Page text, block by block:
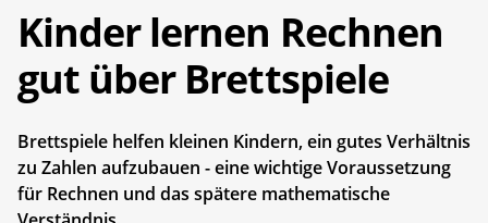
Kinder lernen Rechnen
gut über Brettspiele
Brettspiele helfen kleinen Kindern, ein gutes Verhältnis
zu Zahlen aufzubauen - eine wichtige Voraussetzung
für Rechnen und das spätere mathematische